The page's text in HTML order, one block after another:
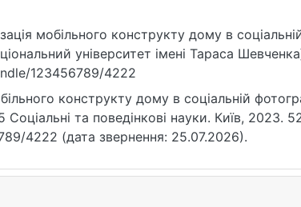
мобільного конструкту дому в
університет імені Тараса
123456789/4222
конструкту дому в соціальній
Соціальні та поведінкові науки. Київ, 2023.
4222 (дата звернення: 25.07.2026).